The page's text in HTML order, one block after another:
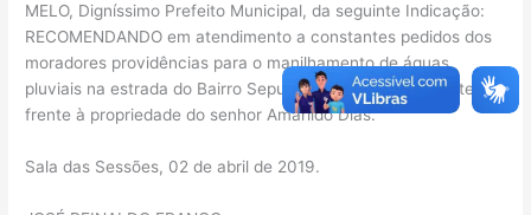
MELO, Digníssimo Prefeito Municipal, da seguinte Indicação:
RECOMENDANDO em atendimento a constantes pedidos dos
moradores providências para o manilhamento de águas
pluviais na estrada do Bairro Sepultura, mais precisamente em
frente à propriedade do senhor Amarildo Dias.
Sala das Sessões, 02 de abril de 2019.